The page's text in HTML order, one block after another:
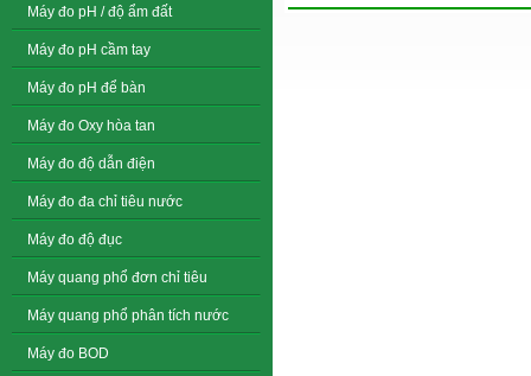
Máy đo pH / độ ẩm đất
Máy đo pH cầm tay
Máy đo pH để bàn
Máy đo Oxy hòa tan
Máy đo độ dẫn điện
Máy đo đa chỉ tiêu nước
Máy đo độ đục
Máy quang phổ đơn chỉ tiêu
Máy quang phổ phân tích nước
Máy đo BOD